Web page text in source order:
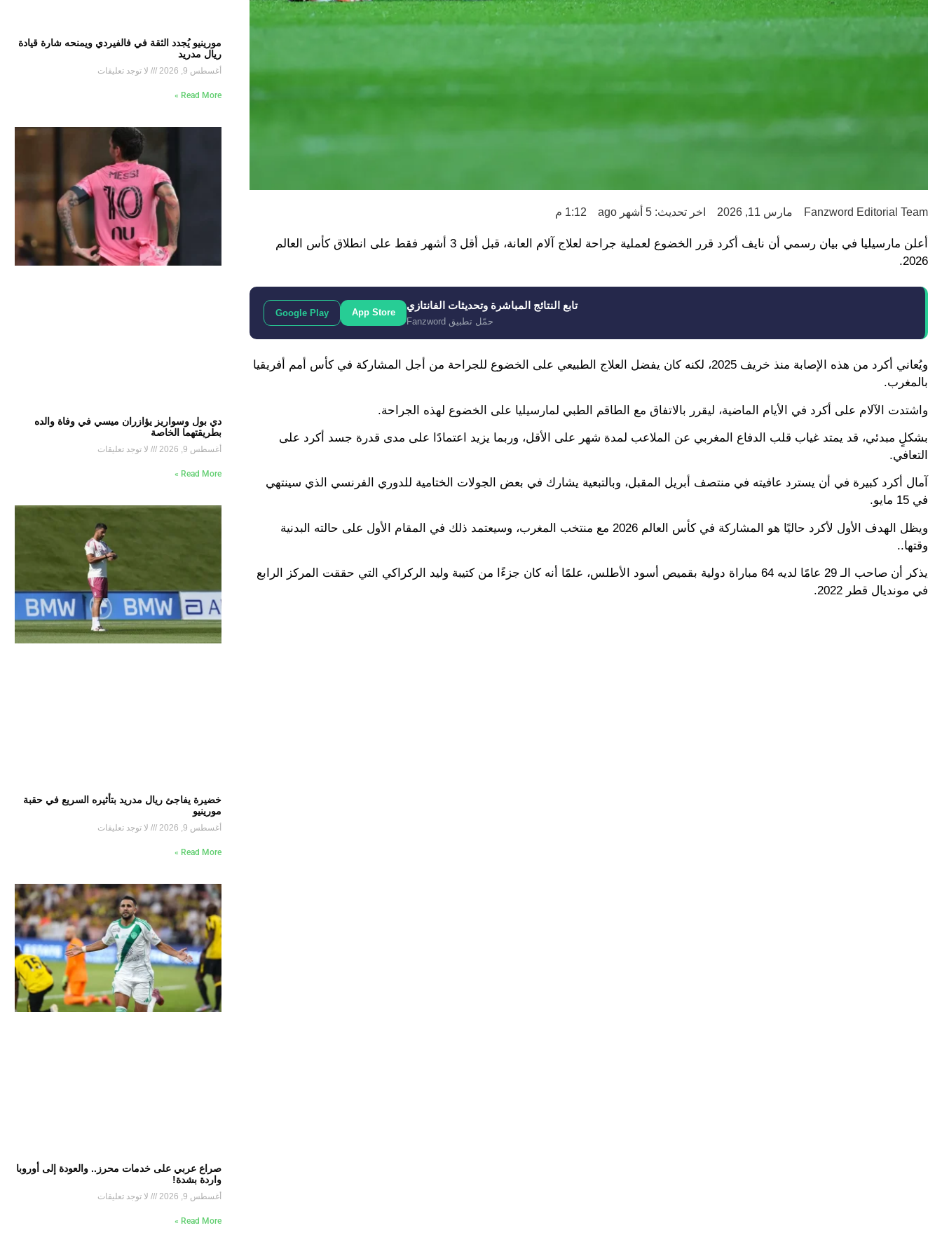
Fanzword Editorial Team مارس 11, 2026 اخر تحديث: 5 أشهر ago 1:12 م
أعلن مارسيليا في بيان رسمي أن نايف أكرد قرر الخضوع لعملية جراحة لعلاج آلام العانة، قبل أقل 3 أشهر فقط على انطلاق كأس العالم
2026.
تابع النتائج المباشرة وتحديثات الفانتازي
حمّل تطبيق Fanzword
App Store
Google Play
ويُعاني أكرد من هذه الإصابة منذ خريف 2025، لكنه كان يفضل العلاج الطبيعي على الخضوع للجراحة من أجل المشاركة في كأس أمم أفريقيا
بالمغرب.
واشتدت الآلام على أكرد في الأيام الماضية، ليقرر بالاتفاق مع الطاقم الطبي لمارسيليا على الخضوع لهذه الجراحة.
بشكلٍ مبدئي، قد يمتد غياب قلب الدفاع المغربي عن الملاعب لمدة شهر على الأقل، وربما يزيد اعتمادًا على مدى قدرة جسد أكرد على
التعافي.
آمال أكرد كبيرة في أن يسترد عافيته في منتصف أبريل المقبل، وبالتبعية يشارك في بعض الجولات الختامية للدوري الفرنسي الذي سينتهي
في 15 مايو.
ويظل الهدف الأول لأكرد حاليًا هو المشاركة في كأس العالم 2026 مع منتخب المغرب، وسيعتمد ذلك في المقام الأول على حالته البدنية
وقتها..
يذكر أن صاحب الـ 29 عامًا لديه 64 مباراة دولية بقميص أسود الأطلس، علمًا أنه كان جزءًا من كتيبة وليد الركراكي التي حققت المركز الرابع
في مونديال قطر 2022.
مورينيو يُجدد الثقة في فالفيردي ويمنحه شارة قيادة
ريال مدريد
أغسطس 9, 2026 لا توجد تعليقات
Read More »
دي بول وسواريز يؤازران ميسي في وفاة والده
بطريقتهما الخاصة
أغسطس 9, 2026 لا توجد تعليقات
Read More »
خضيرة يفاجئ ريال مدريد بتأثيره السريع في حقبة
مورينيو
أغسطس 9, 2026 لا توجد تعليقات
Read More »
صراع عربي على خدمات محرز.. والعودة إلى أوروبا
واردة بشدة!
أغسطس 9, 2026 لا توجد تعليقات
Read More »